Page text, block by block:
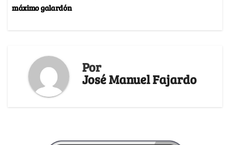
máximo galardón
Por
José Manuel Fajardo